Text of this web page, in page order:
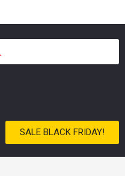
SALE BLACK FRIDAY!